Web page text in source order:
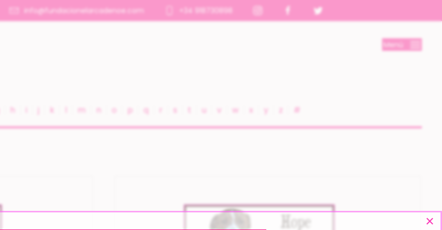
info@fundacionelarcadenoe.com +34 918730898
Menú
h k m n o p q r s t u v w x y z #
×